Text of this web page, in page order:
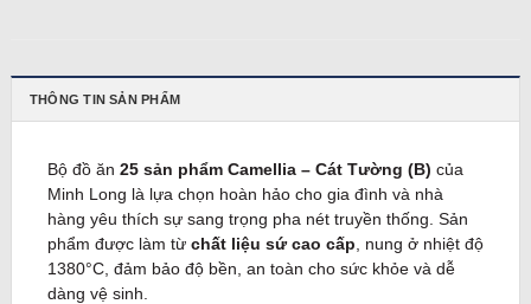
THÔNG TIN SẢN PHẨM
Bộ đồ ăn 25 sản phẩm Camellia – Cát Tường (B) của
Minh Long là lựa chọn hoàn hảo cho gia đình và nhà
hàng yêu thích sự sang trọng pha nét truyền thống. Sản
phẩm được làm từ chất liệu sứ cao cấp , nung ở nhiệt độ
1380°C, đảm bảo độ bền, an toàn cho sức khỏe và dễ
dàng vệ sinh.